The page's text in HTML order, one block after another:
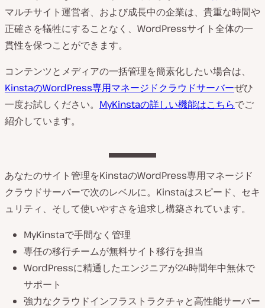
マルチサイト運営者、および成長中の企業は、貴重な時間や
正確さを犠牲にすることなく、WordPressサイト全体の一
貫性を保つことができます。
コンテンツとメディアの一括管理を簡素化したい場合は、
KinstaのWordPress専用マネージドクラウドサーバーぜひ
一度お試しください。 MyKinstaの詳しい機能はこちらでご
紹介しています。
あなたのサイト管理をKinstaのWordPress専用マネージド
クラウドサーバーで次のレベルに。Kinstaはスピード、セキ
ュリティ、そして使いやすさを追求し構築されています。
MyKinstaで手間なく管理
専任の移行チームが無料サイト移行を担当
WordPressに精通したエンジニアが24時間年中無休で
サポート
強力なクラウドインフラストラクチャと高性能サーバー